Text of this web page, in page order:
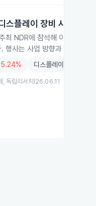
스플레이 장비 사업 설명
NDR에 참석해 이차전지,
행사는 사업 방향과 업계 내
디스플레이
독립리서치 26.06.11